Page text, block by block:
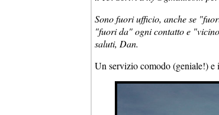
Sono fuori ufficio, anche se
"fuori da" ogni contatto e
saluti, Dan.
Un servizio comodo (geniale!) e